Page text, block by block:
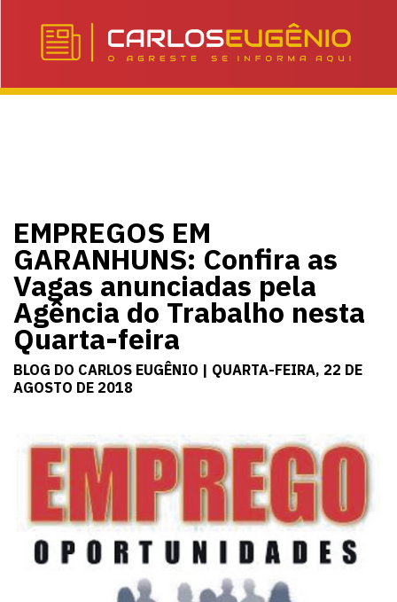
EMPREGOS EM
GARANHUNS: Confira as
Vagas anunciadas pela
Agência do Trabalho nesta
Quarta-feira
BLOG DO CARLOS EUGÊNIO | QUARTA-FEIRA, 22 DE
AGOSTO DE 2018